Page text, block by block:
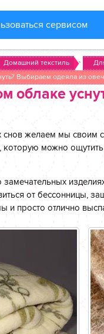
сервисом
Домашний текстиль >
Выбираем одеяла из
облаке
снов желаем мы
можно
от бессонницы,
и просто отлично